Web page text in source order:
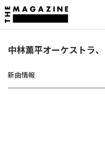
中林薫平オーケストラ、
新曲情報